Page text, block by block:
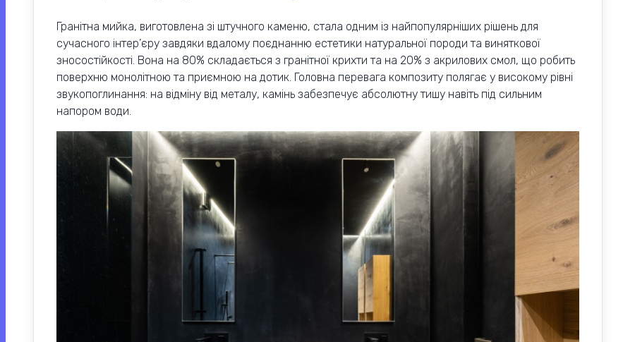
Гранітна мийка, виготовлена зі штучного каменю, стала одним із найпопулярніших рішень для
сучасного інтер’єру завдяки вдалому поєднанню естетики натуральної породи та виняткової
зносостійкості. Вона на 80% складається з гранітної крихти та на 20% з акрилових смол, що робить
поверхню монолітною та приємною на дотик. Головна перевага композиту полягає у високому рівні
звукопоглинання: на відміну від металу, камінь забезпечує абсолютну тишу навіть під сильним
напором води.